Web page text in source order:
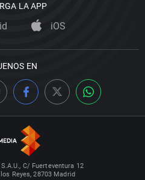
LA APP
iOS
EN
C/ Fuerteventura 12
Reyes, 28703 Madrid